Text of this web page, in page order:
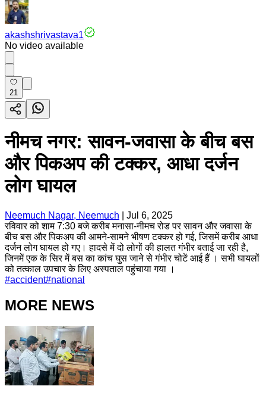
akashshrivastava1
No video available
21
नीमच नगर: सावन-जवासा के बीच बस
और पिकअप की टक्कर, आधा दर्जन
लोग घायल
Neemuch Nagar, Neemuch
Jul 6, 2025
रविवार को शाम 7:30 बजे करीब मनासा-नीमच रोड पर सावन और जवासा के
बीच बस और पिकअप की आमने-सामने भीषण टक्कर हो गई, जिसमें करीब आधा
दर्जन लोग घायल हो गए। हादसे में दो लोगों की हालत गंभीर बताई जा रही है,
जिनमें एक के सिर में बस का कांच घुस जाने से गंभीर चोटें आई हैं । सभी घायलों
को तत्काल उपचार के लिए अस्पताल पहुंचाया गया ।
#accident#national
MORE NEWS